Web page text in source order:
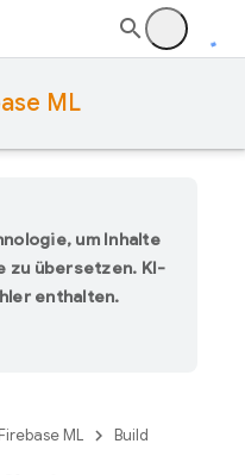
ML
um Inhalte
zu übersetzen. KI-
enthalten.
Firebase ML Build